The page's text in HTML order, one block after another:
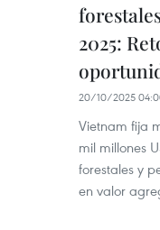
2025:
20/10/2025
Vietnam fija
mil millones
forestales y
en valor